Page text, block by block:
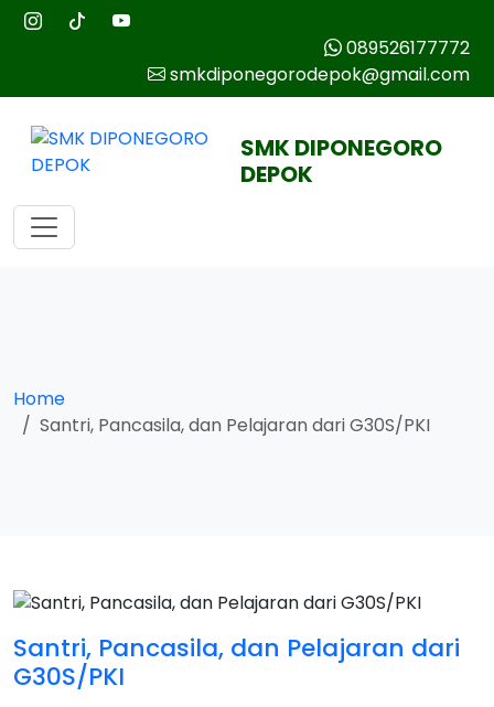
089526177772
smkdiponegorodepok@gmail.com
SMK DIPONEGORO
DEPOK
Home
Santri, Pancasila, dan Pelajaran dari G30S/PKI
Santri, Pancasila, dan Pelajaran dari
G30S/PKI